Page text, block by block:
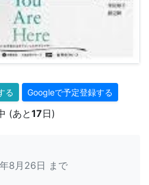
る Googleで予定登録する
(あと17日)
8月26日 まで